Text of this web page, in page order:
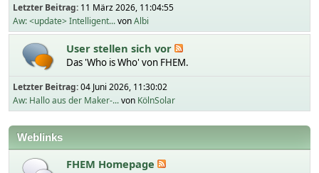
Letzter Beitrag: 11 März 2026, 11:04:55
Aw: <update> Intelligent...vonAlbi
User stellen sich vor
Das 'Who is Who' von FHEM.
Letzter Beitrag:04 Juni 2026, 11:30:02
Aw: Hallo aus der Maker-...von KölnSolar
Weblinks
FHEM Homepage